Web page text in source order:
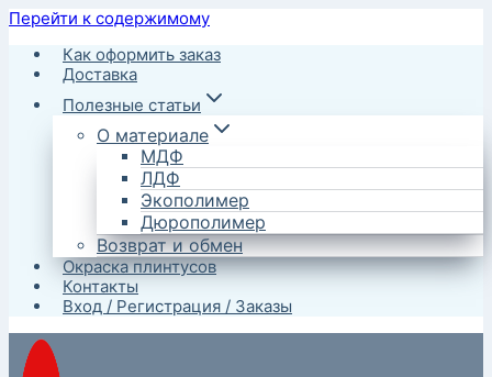
Перейти к содержимому
Как оформить заказ
Доставка
Полезные статьи
О материале
МДФ
ЛДФ
Экополимер
Дюрополимер
Возврат и обмен
Окраска плинтусов
Контакты
Вход / Регистрация / Заказы